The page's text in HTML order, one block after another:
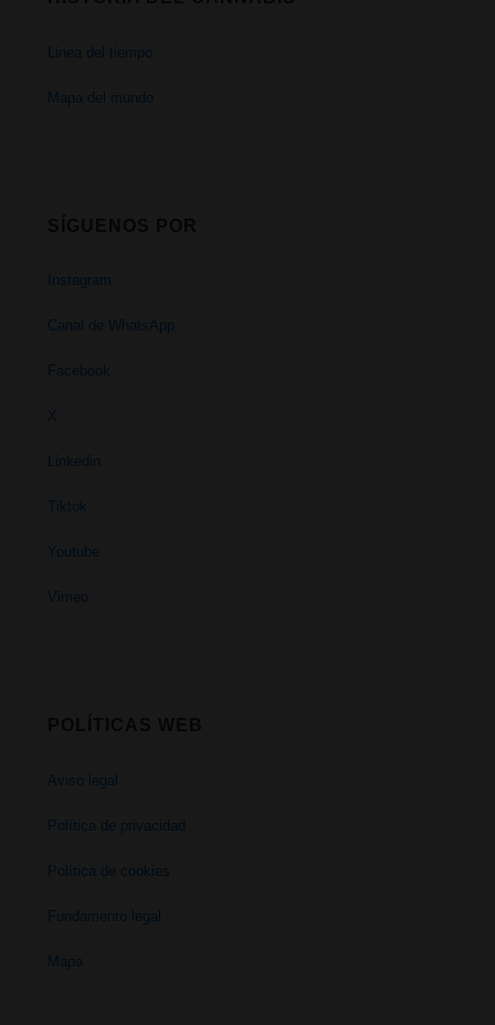
Linea del tiempo
Mapa del mundo
Instagram
Canal de WhatsApp
Facebook
X
Linkedin
Tiktok
Youtube
Vimeo
Aviso legal
Política de privacidad
Política de cookies
Fundamento legal
Mapa